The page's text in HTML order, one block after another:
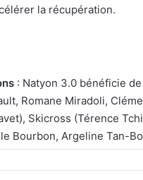
la récupération.
: Natyon 3.0 bénéficie de
Romane Miradoli,
Skicross (Térence
Bourbon, Argeline Tan-